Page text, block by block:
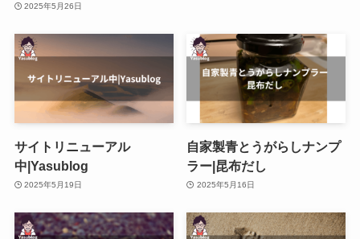
2025年5月26日
サイトリニューアル
中|Yasublog
2025年5月19日
自家製青とうがらしナンプ
ラー|昆布だし
2025年5月16日